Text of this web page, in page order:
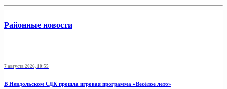
Районные новости
7 августа 2026, 10:55
В Невдольском СДК прошла игровая программа «Весёлое лето»